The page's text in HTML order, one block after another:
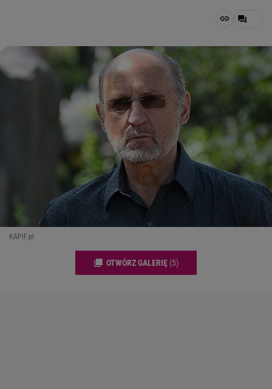
KAPiF.pl
OTWÓRZ GALERIĘ (5)